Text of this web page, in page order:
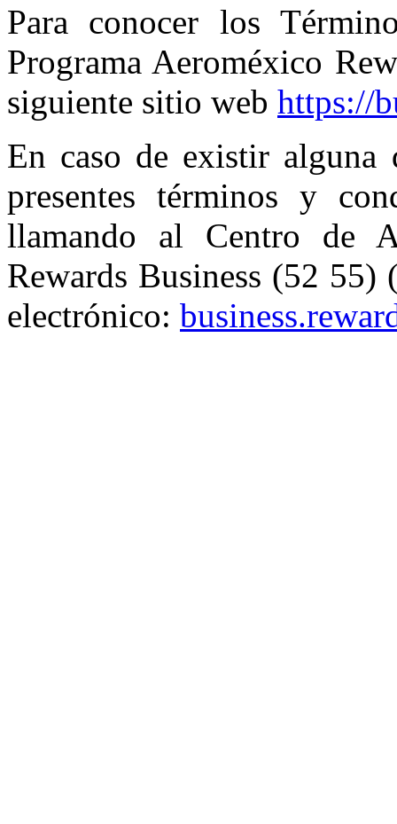
Para conocer los
Programa Aeroméxico
siguiente sitio web https://
En caso de existir alguna
presentes términos y
llamando al Centro de
Rewards Business (52
electrónico: